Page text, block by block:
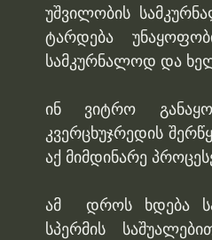
უშვილობის
ტარდება
სამკურნალოდ და
ინ ვიტრო
კვერცხუჯრედის
აქ მიმდინარე
ამ  დროს ხდება
სპერმის